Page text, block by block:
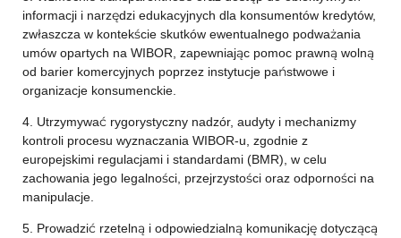
informacji i narzędzi edukacyjnych dla konsumentów kredytów,
zwłaszcza w kontekście skutków ewentualnego podważania
umów opartych na WIBOR, zapewniając pomoc prawną wolną
od barier komercyjnych poprzez instytucje państwowe i
organizacje konsumenckie.
4. Utrzymywać rygorystyczny nadzór, audyty i mechanizmy
kontroli procesu wyznaczania WIBOR-u, zgodnie z
europejskimi regulacjami i standardami (BMR), w celu
zachowania jego legalności, przejrzystości oraz odporności na
manipulacje.
5. Prowadzić rzetelną i odpowiedzialną komunikację dotyczącą